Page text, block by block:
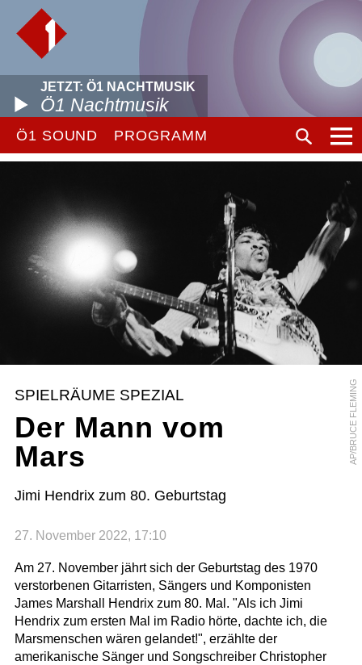
JETZT: Ö1 NACHTMUSIK
Ö1 Nachtmusik
Ö1 SOUND PROGRAMM
AP/BRUCE FLEMING
SPIELRÄUME SPEZIAL
Der Mann vom
Mars
Jimi Hendrix zum 80. Geburtstag
27. November 2022, 17:10
Am 27. November jährt sich der Geburtstag des 1970
verstorbenen Gitarristen, Sängers und Komponisten
James Marshall Hendrix zum 80. Mal. "Als ich Jimi
Hendrix zum ersten Mal im Radio hörte, dachte ich, die
Marsmenschen wären gelandet!", erzählte der
amerikanische Sänger und Songschreiber Christopher